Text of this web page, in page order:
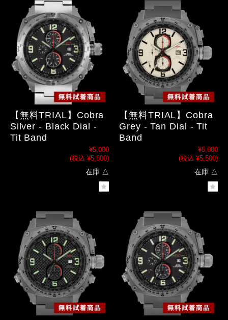
【無料TRIAL】Cobra
Silver - Black Dial -
Tit Band
¥5,000
(税込 ¥5,500)
在庫 △
【無料TRIAL】Cobra
Grey - Tan Dial - Tit
Band
¥5,000
(税込 ¥5,500)
在庫 △